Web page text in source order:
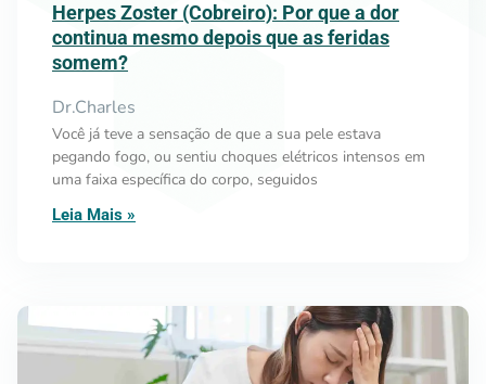
Herpes Zoster (Cobreiro): Por que a dor
continua mesmo depois que as feridas
somem?
Dr.Charles
Você já teve a sensação de que a sua pele estava
pegando fogo, ou sentiu choques elétricos intensos em
uma faixa específica do corpo, seguidos
Leia Mais »